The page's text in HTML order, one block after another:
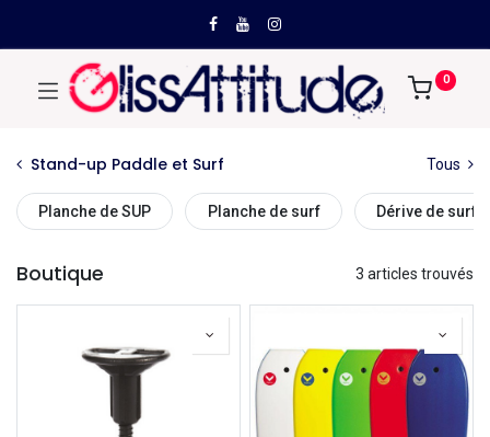
0
Stand-up Paddle et Surf Tous
Planche de SUP Planche de surf Dérive de surf
Boutique 3 articles trouvés